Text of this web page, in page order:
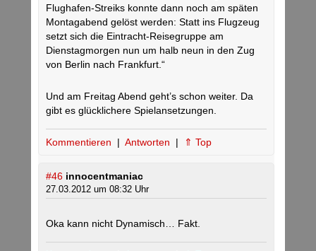
Flughafen-Streiks konnte dann noch am späten
Montagabend gelöst werden: Statt ins Flugzeug
setzt sich die Eintracht-Reisegruppe am
Dienstagmorgen nun um halb neun in den Zug
von Berlin nach Frankfurt.“
Und am Freitag Abend geht’s schon weiter. Da
gibt es glücklichere Spielansetzungen.
Kommentieren | Antworten | ⇑ Top
#46 innocentmaniac
27.03.2012 um 08:32 Uhr
Oka kann nicht Dynamisch… Fakt.